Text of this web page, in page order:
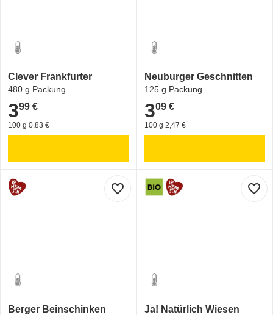
Clever Frankfurter
480 g Packung
3,99 €
399 €
100 g 0,83 €
Neuburger Geschnitten
125 g Packung
3,09 €
309 €
100 g 2,47 €
favorite_border
Berger Beinschinken
favorite_border
Ja! Natürlich Wiesen